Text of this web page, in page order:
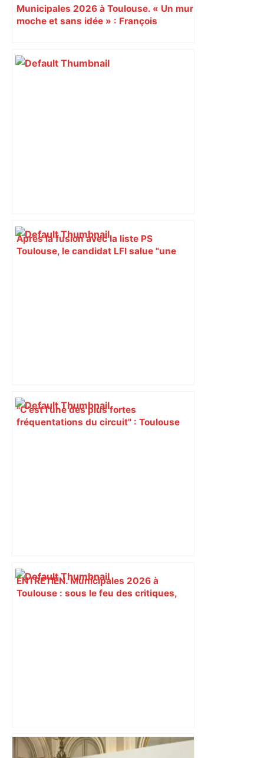
Municipales 2026 à Toulouse. « Un mur
moche et sans idée » : François
Augustins
Après la fusion avec la liste PS
Toulouse, le candidat LFI salue "une
"C’est l’une des plus fortes
fréquentations du circuit" : Toulouse
ENTRETIEN. Municipales 2026 à
Toulouse : sous le feu des critiques,
Toulouse. Un incendie se déclare dans